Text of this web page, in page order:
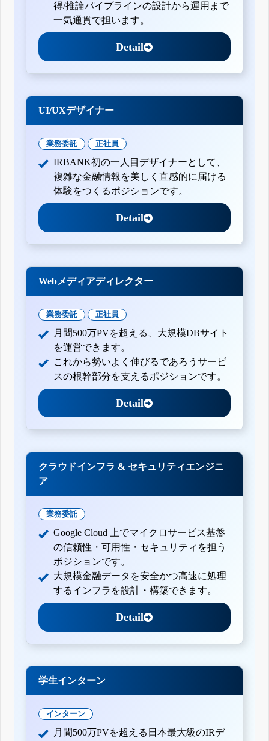
得/推論パイプラインの設計から運用まで
一気通貫で担います。
Detail
UI/UXデザイナー
業務委託 正社員
IRBANK初の一人目デザイナーとして、
複雑な金融情報を美しく直感的に届ける
体験をつくるポジションです。
Detail
Webメディアディレクター
業務委託 正社員
月間500万PVを超える、大規模DBサイト
を運営できます。
これから勢いよく伸びるであろうサービ
スの根幹部分を支えるポジションです。
Detail
クラウドインフラ & セキュリティエンジニ
ア
業務委託
Google Cloud 上でマイクロサービス基盤
の信頼性・可用性・セキュリティを担う
ポジションです。
大規模金融データを安全かつ高速に処理
するインフラを設計・構築できます。
Detail
学生インターン
インターン
月間500万PVを超える日本最大級のIRデ